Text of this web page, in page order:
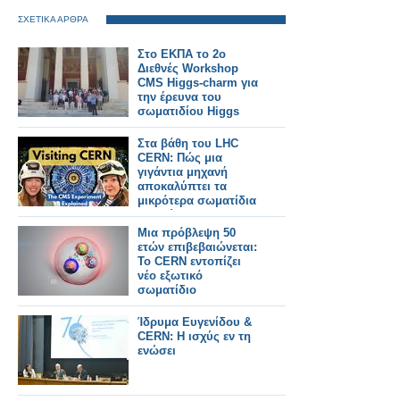
ΣΧΕΤΙΚΑ ΑΡΘΡΑ
Στο ΕΚΠΑ το 2ο
Διεθνές Workshop
CMS Higgs-charm για
την έρευνα του
σωματιδίου Higgs
Στα βάθη του LHC
CERN: Πώς μια
γιγάντια μηχανή
αποκαλύπτει τα
μικρότερα σωματίδια
του Σύμπαντος
Μια πρόβλεψη 50
ετών επιβεβαιώνεται:
Το CERN εντοπίζει
νέο εξωτικό
σωματίδιο
Ίδρυμα Ευγενίδου &
CERN: Η ισχύς εν τη
ενώσει